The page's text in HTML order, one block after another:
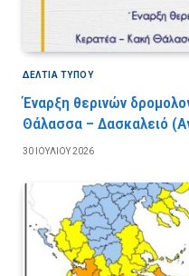
ΔΕΛΤΙΑ ΤΥΠΟΥ
Έναρξη θερινών
Θάλασσα – Δασκαλειό
30 ΙΟΥΛΊΟΥ 2026